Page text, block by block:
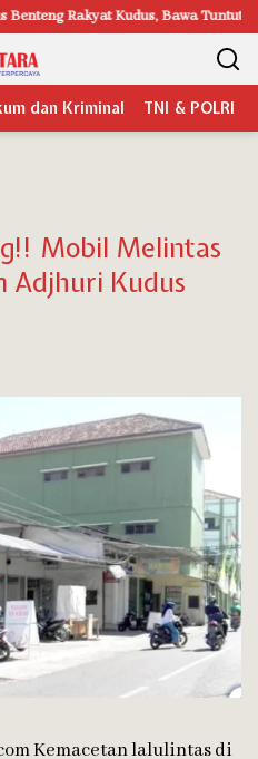
Tuntutan Mulai Tolak Bayar Pajak
dan Kriminal TNI & POLRI
Mobil Melintas
Adjhuri Kudus
Kemacetan lalulintas di